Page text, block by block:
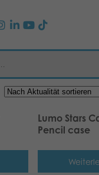
Lumo Stars
Pencil case